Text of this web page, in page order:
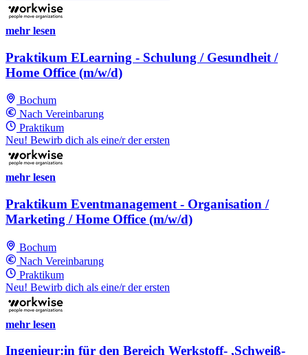
mehr lesen
Praktikum ELearning - Schulung / Gesundheit /
Home Office (m/w/d)
Bochum
Nach Vereinbarung
Praktikum
Neu! Bewirb dich als eine/r der ersten
mehr lesen
Praktikum Eventmanagement - Organisation /
Marketing / Home Office (m/w/d)
Bochum
Nach Vereinbarung
Praktikum
Neu! Bewirb dich als eine/r der ersten
mehr lesen
Ingenieur:in für den Bereich Werkstoff- ,Schweiß-